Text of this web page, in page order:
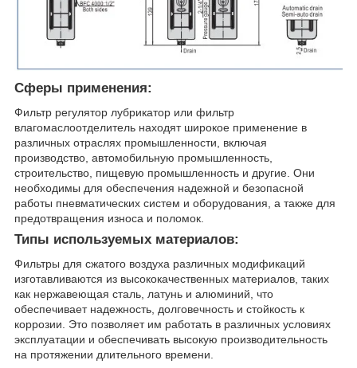
Сферы применения:
Фильтр регулятор лубрикатор или фильтр
влагомаслоотделитель находят широкое применение в
различных отраслях промышленности, включая
производство, автомобильную промышленность,
строительство, пищевую промышленность и другие. Они
необходимы для обеспечения надежной и безопасной
работы пневматических систем и оборудования, а также для
предотвращения износа и поломок.
Типы используемых материалов:
Фильтры для сжатого воздуха различных модификаций
изготавливаются из высококачественных материалов, таких
как нержавеющая сталь, латунь и алюминий, что
обеспечивает надежность, долговечность и стойкость к
коррозии. Это позволяет им работать в различных условиях
эксплуатации и обеспечивать высокую производительность
на протяжении длительного времени.